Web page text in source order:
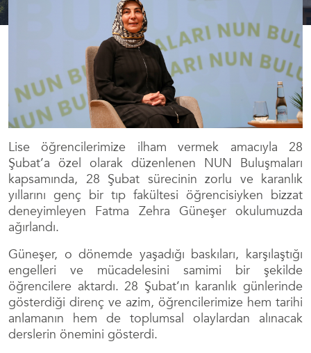
Lise öğrencilerimize ilham vermek amacıyla 28
Şubat’a özel olarak düzenlenen NUN Buluşmaları
kapsamında, 28 Şubat sürecinin zorlu ve karanlık
yıllarını genç bir tıp fakültesi öğrencisiyken bizzat
deneyimleyen Fatma Zehra Güneşer okulumuzda
ağırlandı.
Güneşer, o dönemde yaşadığı baskıları, karşılaştığı
engelleri ve mücadelesini samimi bir şekilde
öğrencilere aktardı. 28 Şubat’ın karanlık günlerinde
gösterdiği direnç ve azim, öğrencilerimize hem tarihi
anlamanın hem de toplumsal olaylardan alınacak
derslerin önemini gösterdi.